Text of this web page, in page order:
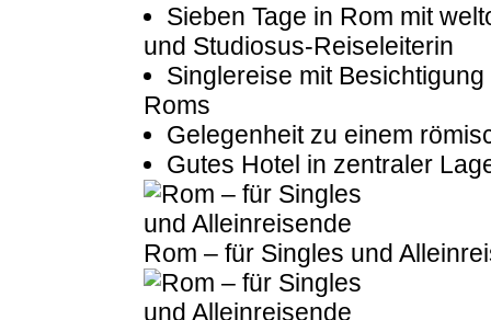
Sieben Tage in Rom mit
und Studiosus-Reiseleiterin
Singlereise mit
Roms
Gelegenheit zu einem
Gutes Hotel in zentraler
Rom – für Singles und